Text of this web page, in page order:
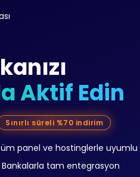
Aktif Edin
Sınırlı süreli %70 indirim
panel ve hostinglerle uyumlu
Bankalarla tam entegrasyon